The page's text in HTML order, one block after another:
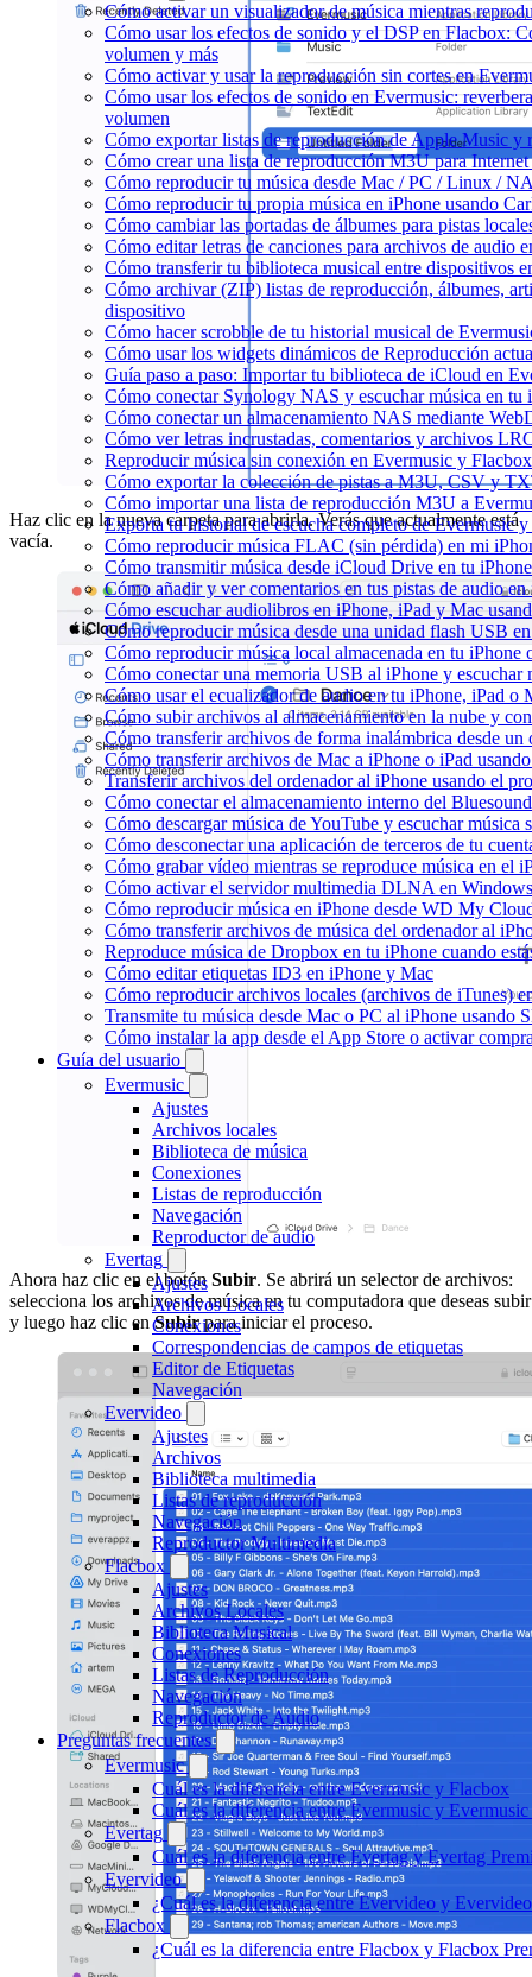
Cómo activar un visualizador de música mientras
Cómo usar los efectos de sonido y el DSP en Flacbox:
volumen y más
Cómo activar y usar la reproducción sin cortes en
Cómo usar los efectos de sonido en Evermusic:
volumen
Cómo exportar listas de reproducción de Apple Music y
Cómo crear una lista de reproducción M3U para
Cómo reproducir tu música desde Mac / PC / Linux /
Cómo reproducir tu propia música en iPhone usando
Cómo cambiar las portadas de álbumes para pistas
Cómo editar letras de canciones para archivos de audio
Cómo transferir tu biblioteca musical entre dispositivos
Cómo archivar (ZIP) listas de reproducción, álbumes,
dispositivo
Cómo hacer scrobble de tu historial musical de
Cómo usar los widgets dinámicos de Reproducción
Guía paso a paso: Importar tu biblioteca de iCloud en
Cómo conectar Synology NAS y escuchar música en tu
Cómo conectar un almacenamiento NAS mediante
Cómo ver letras incrustadas, comentarios y archivos
Reproducir música sin conexión en Evermusic y
Cómo exportar la colección de pistas a M3U, CSV y
Cómo importar una lista de reproducción M3U a
Exporta tu historial de escucha completo de Evermusic
Cómo reproducir música FLAC (sin pérdida) en mi
Cómo transmitir música desde iCloud Drive en tu
Cómo añadir y ver comentarios en tus pistas de audio
Cómo escuchar audiolibros en iPhone, iPad y Mac
Cómo reproducir música desde una unidad flash USB
Cómo reproducir música local almacenada en tu iPhone
Cómo conectar una memoria USB al iPhone y escuchar
Cómo usar el ecualizador de audio en tu iPhone, iPad o
Cómo subir archivos al almacenamiento en la nube y
Cómo transferir archivos de forma inalámbrica desde
Cómo transferir archivos de Mac a iPhone o iPad
Transferir archivos del ordenador al iPhone usando el
Cómo conectar el almacenamiento interno del
Cómo descargar música de YouTube y escuchar música
Cómo desconectar una aplicación de terceros de tu
Cómo grabar vídeo mientras se reproduce música en el
Cómo activar el servidor multimedia DLNA en
Cómo reproducir música en iPhone desde WD My
Cómo transferir archivos de música del ordenador al
Reproduce música de Dropbox en tu iPhone cuando
Cómo editar etiquetas ID3 en iPhone y Mac
Cómo reproducir archivos locales (archivos de iTunes)
Transmite tu música desde Mac o PC al iPhone usando
Cómo instalar la app desde el App Store o activar
Guía del usuario
Evermusic
Ajustes
Archivos locales
Biblioteca de música
Conexiones
Listas de reproducción
Navegación
Reproductor de audio
Evertag
Ajustes
Archivos Locales
Conexiones
Correspondencias de campos de etiquetas
Editor de Etiquetas
Navegación
Evervideo
Ajustes
Archivos
Biblioteca multimedia
Listas de reproducción
Navegación
Reproductor Multimedia
Flacbox
Ajustes
Archivos Locales
Biblioteca Musical
Conexiones
Listas de Reproducción
Navegación
Reproductor de Audio
Preguntas frecuentes
Evermusic
Cuál es la diferencia entre Evermusic y Flacbox
Cuál es la diferencia entre Evermusic y
Evertag
Cuál es la diferencia entre Evertag y Evertag
Evervideo
¿Cuál es la diferencia entre Evervideo y
Flacbox
¿Cuál es la diferencia entre Flacbox y Flacbox
Haz clic en la nueva carpeta para abrirla. Verás que actualmente está
vacía.
Ahora haz clic en el botónSubir. Se abrirá un selector de archivos:
selecciona los archivos de música en tu computadora que deseas subir
y luego haz clic enSubirpara iniciar el proceso.